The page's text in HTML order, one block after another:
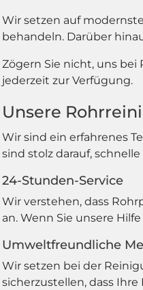
Wir setzen auf
behandeln. Darüber
Zögern Sie nicht, uns
jederzeit zur Verfügung.
Unsere
Wir sind ein erfahrenes
sind stolz darauf,
24-Stunden-Service
Wir verstehen, dass
an. Wenn Sie unsere
Umweltfreundliche
Wir setzen bei der
sicherzustellen, dass